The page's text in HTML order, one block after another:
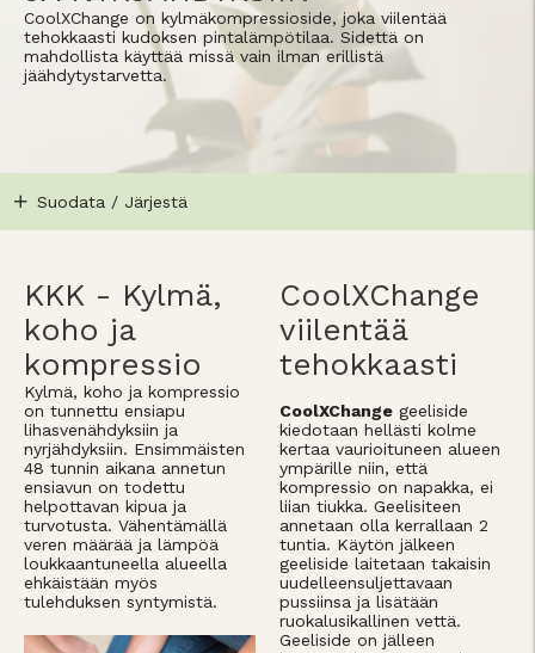
CoolXChange on kylmäkompressioside, joka viilentää
tehokkaasti kudoksen pintalämpötilaa. Sidettä on
mahdollista käyttää missä vain ilman erillistä
jäähdytystarvetta.
Suodata / Järjestä
KKK - Kylmä,
koho ja
kompressio
Kylmä, koho ja kompressio
on tunnettu ensiapu
lihasvenähdyksiin ja
nyrjähdyksiin. Ensimmäisten
48 tunnin aikana annetun
ensiavun on todettu
helpottavan kipua ja
turvotusta. Vähentämällä
veren määrää ja lämpöä
loukkaantuneella alueella
ehkäistään myös
tulehduksen syntymistä.
CoolXChange
viilentää
tehokkaasti
CoolXChange geeliside
kiedotaan hellästi kolme
kertaa vaurioituneen alueen
ympärille niin, että
kompressio on napakka, ei
liian tiukka. Geelisiteen
annetaan olla kerrallaan 2
tuntia. Käytön jälkeen
geeliside laitetaan takaisin
uudelleensuljettavaan
pussiinsa ja lisätään
ruokalusikallinen vettä.
Geeliside on jälleen